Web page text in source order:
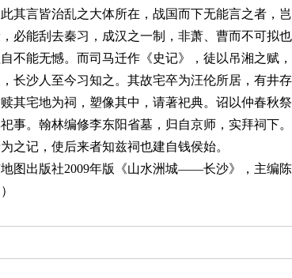
其言皆治乱之大体所在，战国而下无能言之者，
必能刮去秦习，成汉之一制，非萧、曹而不可拟
不能无憾。而司马迁作《史记》，徒以吊湘之赋
长沙人至今习知之。其故宅卒为汪伦所居，有井
其宅地为祠，塑像其中，请著祀典。诏以仲春秋
事。翰林编修李东阳省墓，归自京师，实拜祠下
之记，使后来者知兹祠也建自钱侯始。
图出版社2009年版《山水洲城——长沙》，主编